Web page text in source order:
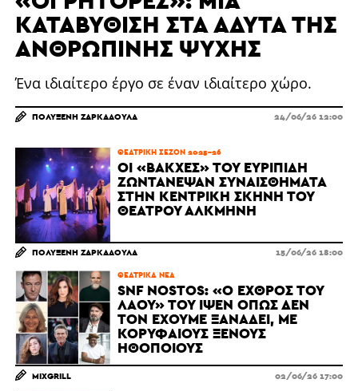
ΚΑΤΑΒΎΘΙΣΗ ΣΤΑ ΆΔΥΤΑ ΤΗΣ
ΑΝΘΡΏΠΙΝΗΣ ΨΥΧΉΣ
Ένα ιδιαίτερο έργο σε έναν ιδιαίτερο χώρο.
ΠΟΛΥΞΈΝΗ ΖΑΡΚΑΔΟΎΛΑ 24/06/26 12:00
ΘΕΑΤΡΙΚΉ ΣΕΖΌΝ 2025-26
ΟΙ «ΒΆΚΧΕΣ» ΤΟΥ ΕΥΡΙΠΊΔΗ
ΖΩΝΤΆΝΕΨΑΝ ΣΥΝΑΙΣΘΉΜΑΤΑ
ΣΤΗΝ ΚΕΝΤΡΙΚΉ ΣΚΗΝΉ ΤΟΥ
ΘΕΆΤΡΟΥ ΑΛΚΜΉΝΗ
ΠΟΛΥΞΈΝΗ ΖΑΡΚΑΔΟΎΛΑ 15/06/26 18:00
ΘΕΑΤΡΙΚΆ ΝΈΑ
SNF NOSTOS: «Ο ΕΧΘΡΌΣ ΤΟΥ
ΛΑΟΎ» ΤΟΥ ΊΨΕΝ ΌΠΩΣ ΔΕΝ
ΤΟΝ ΈΧΟΥΜΕ ΞΑΝΑΔΕΊ, ΜΕ
ΚΟΡΥΦΑΊΟΥΣ ΞΈΝΟΥΣ
ΗΘΟΠΟΙΟΎΣ
MIXGRILL 02/06/26 17:00